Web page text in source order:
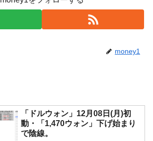
money1
「ドルウォン」12月08日(月)初
動・「1,470ウォン」下げ始まり
で陰線。